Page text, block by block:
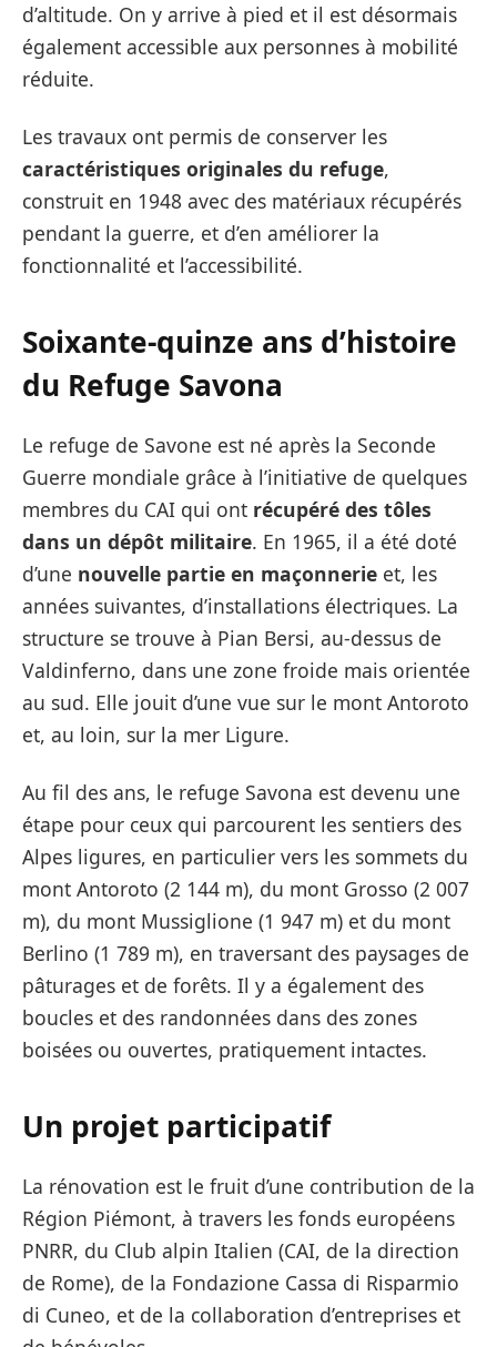
d’altitude. On y arrive à pied et il est désormais
également accessible aux personnes à mobilité
réduite.
Les travaux ont permis de conserver les
caractéristiques originales du refuge,
construit en 1948 avec des matériaux récupérés
pendant la guerre, et d’en améliorer la
fonctionnalité et l’accessibilité.
Soixante-quinze ans d’histoire
du Refuge Savona
Le refuge de Savone est né après la Seconde
Guerre mondiale grâce à l’initiative de quelques
membres du CAI qui ont récupéré des tôles
dans un dépôt militaire. En 1965, il a été doté
d’une nouvelle partie en maçonnerie et, les
années suivantes, d’installations électriques. La
structure se trouve à Pian Bersi, au-dessus de
Valdinferno, dans une zone froide mais orientée
au sud. Elle jouit d’une vue sur le mont Antoroto
et, au loin, sur la mer Ligure.
Au fil des ans, le refuge Savona est devenu une
étape pour ceux qui parcourent les sentiers des
Alpes ligures, en particulier vers les sommets du
mont Antoroto (2 144 m), du mont Grosso (2 007
m), du mont Mussiglione (1 947 m) et du mont
Berlino (1 789 m), en traversant des paysages de
pâturages et de forêts. Il y a également des
boucles et des randonnées dans des zones
boisées ou ouvertes, pratiquement intactes.
Un projet participatif
La rénovation est le fruit d’une contribution de la
Région Piémont, à travers les fonds européens
PNRR, du Club alpin Italien (CAI, de la direction
de Rome), de la Fondazione Cassa di Risparmio
di Cuneo, et de la collaboration d’entreprises et